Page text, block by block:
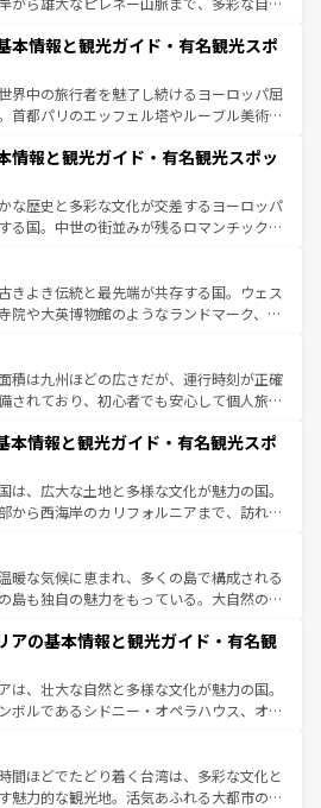
タリア情報はコンテンツ一覧を参照してほ
の国では、情熱的なフラメンコ、熱気あふ
て美味しいタパスが生活の一部となってい
ードの洗練された雰囲気や、バルセロナの
街角から、地方では古代ローマ遺跡や中世
って風土や気候が異なるスペインはその個
を参照してほしい。
本情報と観光ガイド・有名観光スポ
界中の旅行者を魅了し続けるヨーロッパ屈
首都パリのエッフェル塔やルーブル美術館
が詰まっている。華麗な宮殿、歴史的な大
ーチ、そして豊かな自然が、訪れる者を心
また、フランスは美食の国としても知ら
理はユネスコ無形文化遺産にも登録されて
ダー畑など、多彩な楽しみ方が可能だ。さ
の地域にも魅力が溢れており、どの街角に
文化が息づいている。パリ以外の個性あふ
い。
情報と観光ガイド・有名観光スポッ
な歴史と多彩な文化が交差するヨーロッパ
る国。中世の街並みが残るロマンチック街
は、どこを歩いても飽きることがない。ベ
活気、バイエルン州のアルプスの絶景、そ
いのワイン畑といった風景は必見。ビール
はぜひ体験してほしい。 なお、新着の
コンテンツ一覧を参照してほしい。
きよき伝統と最先端が共存する国。ウェス
院や大英博物館のようなランドマーク、歴
る魅力がある。また、優雅なアフタヌーン
好きにはたまらない英国パブ、サッカー観
からこそできる体験も豊富。イギリスを旅
してほしい。
積は九州ほどの広さだが、運行時刻が正確
されており、初心者でも安心して個人旅行
ま残る町や、スイスならではのユニークな
アルプス観光だけでなく町歩きも満喫する
国民の所得が高いため物価も高いが、旅行
ス提供のサービスもあり、うまく活用すれ
は
本情報と観光ガイド・有名観光スポ
は、広大な土地と多様な文化が魅力の国。
から西海岸のカリフォルニアまで、訪れる
市は、観光、ショッピング、エンターテイ
った刺激的なスポットだ。一方、アメリカ
が広がり、グランドキャニオンやイエロー
リンズでは、音楽と美食が融合した独特の
行者はアメリカの各地域で異なる魅力を楽
の多様性と豊かな歴史を感じることができ
のロードトリップや列車の旅も、アメリカ
暖な気候に恵まれ、多くの島で構成される
島も独自の魅力をもっている。大自然の神
ない。また、定番の観光地といえばオアフ
自然を求めるならマウイ島やカウアイ島が
ラルドグリーンに輝く海をはじめ、豊かな
づいている。「アロハスピリット」と呼ば
ローカルフードやハワイアンミュージッ
ラダンスなど、すべてがハワイの魅力を彩
るたびに新しい発見と感動が待っているハ
アの基本情報と観光ガイド・有名観
は、壮大な自然と多様な文化が魅力の国。
ボルであるシドニー・オペラハウス、オー
陸中央部にそびえるウルル（エアーズロッ
アの美しい原生林やケアンズの熱帯雨林な
たくさん。また、カフェやワイン、オージ
間ほどでたどり着く台湾は、多彩な文化と
魅力的な観光地。活気あふれる大都市の台